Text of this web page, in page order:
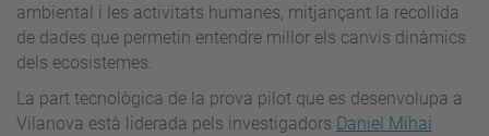
ambiental i les activitats humanes, mitjançant la recollida
de dades que permetin entendre millor els canvis dinàmics
dels ecosistemes.
La part tecnològica de la prova pilot que es desenvolupa a
Vilanova està liderada pels investigadors Daniel Mihai